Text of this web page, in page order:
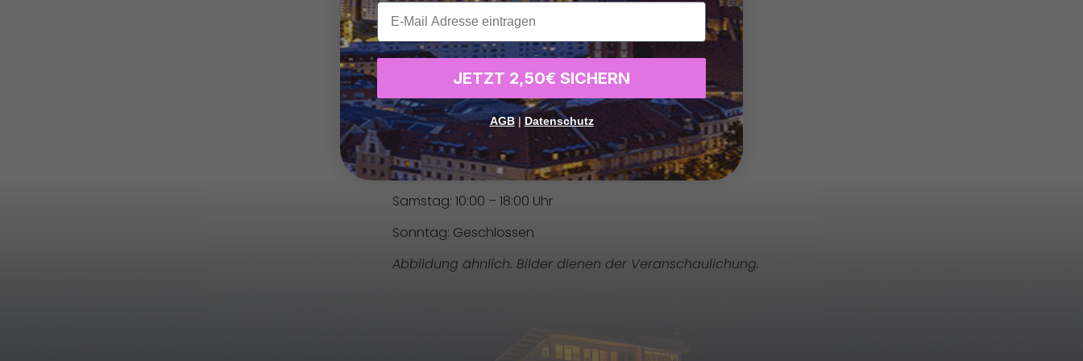
Öffnungszeiten:
Montag: 10:00 – 18:00 Uhr
Dienstag: 10:00 – 18:00 Uhr
Mittwoch: 10:00 – 18:00 Uhr
Donnerstag: 10:00 – 18:00 Uhr
Freitag: 10:00 – 18:00 Uhr
Samstag: 10:00 – 18:00 Uhr
Sonntag: Geschlossen
Abbildung ähnlich. Bilder dienen der Veranschaulichung.
xxx
JETZT 2,50€ SICHERN
AGB| Datenschutz